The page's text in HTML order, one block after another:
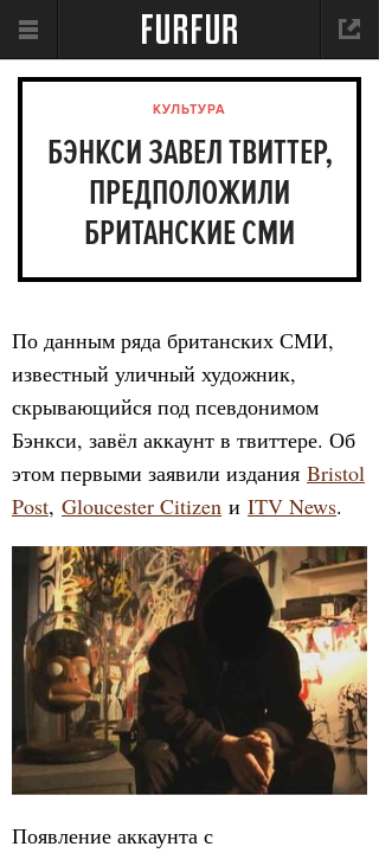
КУЛЬТУРА
БЭНКСИ ЗАВЕЛ ТВИТТЕР,
ПРЕДПОЛОЖИЛИ
БРИТАНСКИЕ СМИ
По данным ряда британских СМИ,
известный уличный художник,
скрывающийся под псевдонимом
Бэнкси, завёл аккаунт в твиттере. Об
этом первыми заявили издания Bristol
Post, Gloucester Citizen и ITV News.
Появление аккаунта с